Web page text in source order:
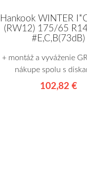
Hankook WINTER
(RW12) 175/65
#E,C,B(73dB)
+ montáž a vyváženie
nákupe spolu s
102,82 €